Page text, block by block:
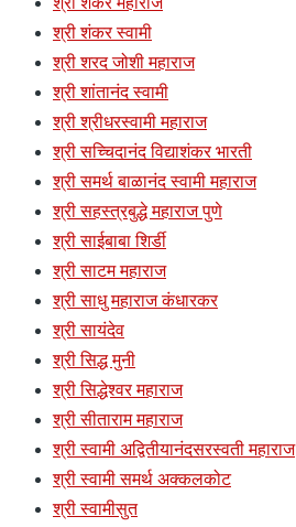
श्री शंकर स्वामी
श्री शरद जोशी महाराज
श्री शांतानंद स्वामी
श्री श्रीधरस्वामी महाराज
श्री सच्चिदानंद विद्याशंकर भारती
श्री समर्थ बाळानंद स्वामी महाराज
श्री सहस्त्रबुद्धे महाराज पुणे
श्री साईबाबा शिर्डी
श्री साटम महाराज
श्री साधु महाराज कंधारकर
श्री सायंदेव
श्री सिद्ध मुनी
श्री सिद्धेश्वर महाराज
श्री सीताराम महाराज
श्री स्वामी अद्वितीयानंदसरस्वती महाराज
श्री स्वामी समर्थ अक्कलकोट
श्री स्वामीसुत